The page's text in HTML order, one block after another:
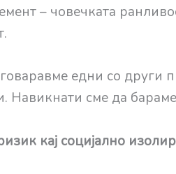
– човечката
едни со други
Навикнати сме да
кај социјално